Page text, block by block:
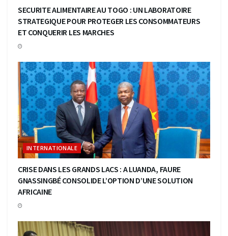
SECURITE ALIMENTAIRE AU TOGO : UN LABORATOIRE
STRATEGIQUE POUR PROTEGER LES CONSOMMATEURS
ET CONQUERIR LES MARCHES
INTERNATIONALE
CRISE DANS LES GRANDS LACS : A LUANDA, FAURE
GNASSINGBÉ CONSOLIDE L’OPTION D’UNE SOLUTION
AFRICAINE